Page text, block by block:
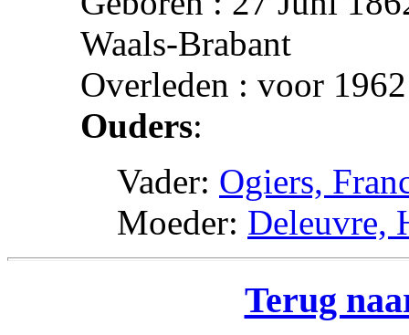
Waals-Brabant
Overleden : voor 1962
Ouders:
Vader: Ogiers,
Moeder: Deleuvre,
Terug